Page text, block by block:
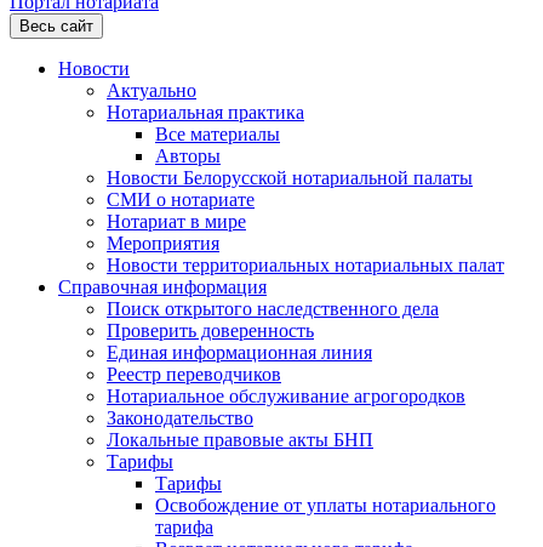
Весь сайт
Новости
Актуально
Нотариальная практика
Все материалы
Авторы
Новости Белорусской нотариальной палаты
СМИ о нотариате
Нотариат в мире
Мероприятия
Новости территориальных нотариальных палат
Справочная информация
Поиск открытого наследственного дела
Проверить доверенность
Единая информационная линия
Реестр переводчиков
Нотариальное обслуживание агрогородков
Законодательство
Локальные правовые акты БНП
Тарифы
Тарифы
Освобождение от уплаты нотариального
тарифа